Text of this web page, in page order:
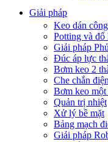
Giải pháp
Keo dán
Potting và đổ
Giải pháp
Đúc áp lực
Bơm keo 2
Che chắn
Bơm keo một
Quản trị nhiệt
Xử lý bề mặt
Bảng mạch
Giải pháp